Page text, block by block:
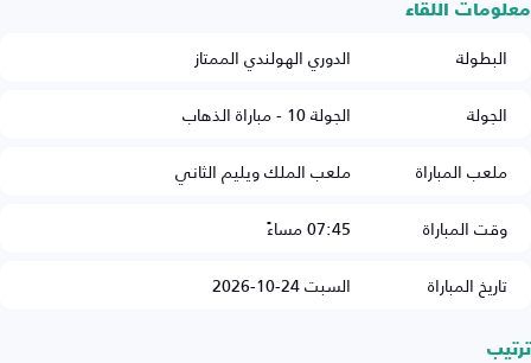
معلومات اللقاء
البطولة
الدوري الهولندي الممتاز
الجولة
الجولة 10 - مباراة الذهاب
ملعب المباراة
ملعب الملك ويليم الثاني
وقت المباراة
07:45 مساءً
تاريخ المباراة
السبت 24-10-2026
ترتيب